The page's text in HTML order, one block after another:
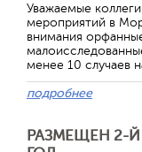
Уважаемые
мероприятий в
внимания
менее 10 случаев
подробнее
РАЗМЕЩЕН 2-